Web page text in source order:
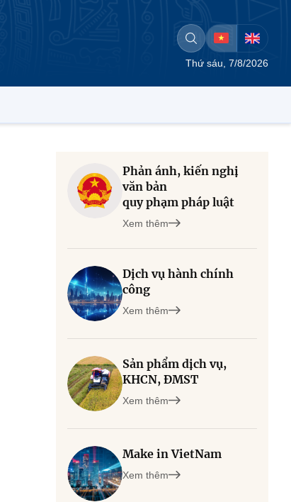
Thứ sáu, 7/8/2026
Phản ánh, kiến nghị
văn bản
quy phạm pháp luật
Xem thêm
Dịch vụ hành chính
công
Xem thêm
Sản phẩm dịch vụ,
KHCN, ĐMST
Xem thêm
Make in VietNam
Xem thêm